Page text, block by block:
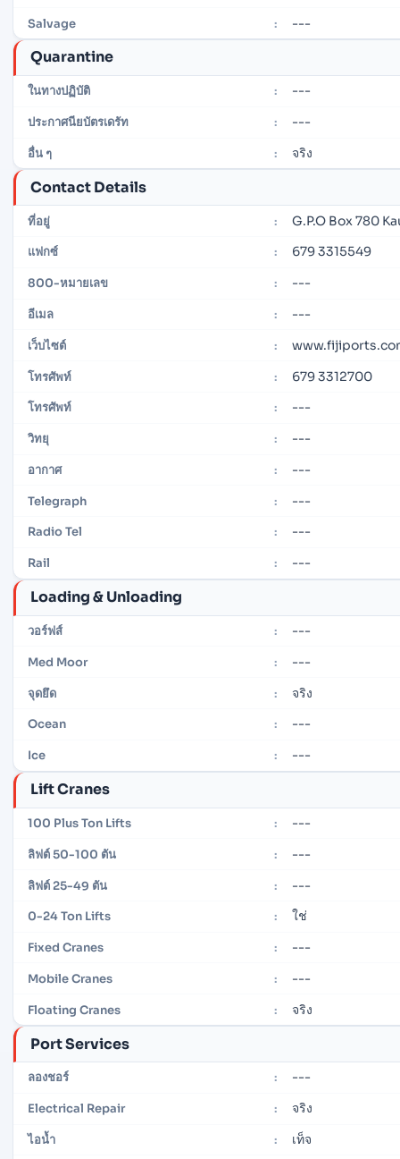
Salvage : ---
Quarantine
ในทางปฏิบัติ : ---
ประกาศนียบัตรเดรัท : ---
อื่น ๆ : จริง
Contact Details
ที่อยู่ : G.P.O Box 780
แฟกซ์ : 679 3315549
800-หมายเลข : ---
อีเมล : ---
เว็บไซต์ :
โทรศัพท์ : 679 3312700
โทรศัพท์ : ---
วิทยุ : ---
อากาศ : ---
Telegraph : ---
Radio Tel : ---
Rail : ---
Loading & Unloading
วอร์ฟส์ : ---
Med Moor : ---
จุดยึด : จริง
Ocean : ---
Ice : ---
Lift Cranes
100 Plus Ton Lifts : ---
ลิฟต์ 50-100 ตัน : ---
ลิฟต์ 25-49 ตัน : ---
0-24 Ton Lifts : ใช่
Fixed Cranes : ---
Mobile Cranes : ---
Floating Cranes : จริง
Port Services
ลองชอร์ : ---
Electrical Repair : จริง
ไอน้ำ : เท็จ